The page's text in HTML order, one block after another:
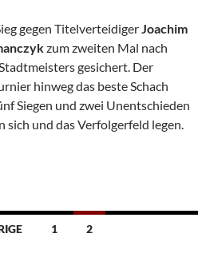
gegen TitelverteidigerJoachim
zum zweiten Mal nach
gesichert. Der
hinweg das beste Schach
Siegen und zwei Unentschieden
sich und das Verfolgerfeld legen.
Solinger Stadtmeister
1 2